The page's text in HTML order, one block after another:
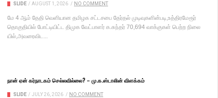
SLIDE / AUGUST 1, 2026 / NO COMMENT
மே 4 ஆம் தேதி வெளி​யான தமிழக சட்​டசபை தேர்​தல் முடிவு​களின்​படி,உத்திரமேரூர்
தொகு​தி​யில் போட்​டி​யிட்ட திமுக வேட்​பாளர் க.சுந்​தர் 70,694 வாக்​கு​கள் பெற்ற நிலை​
யில்,அவரைவிட...
நான் ஏன் கர்நாடகம் செல்லவில்லை? – மு.க.ஸ்டாலின் விளக்கம்
SLIDE / JULY 26, 2026 / NO COMMENT